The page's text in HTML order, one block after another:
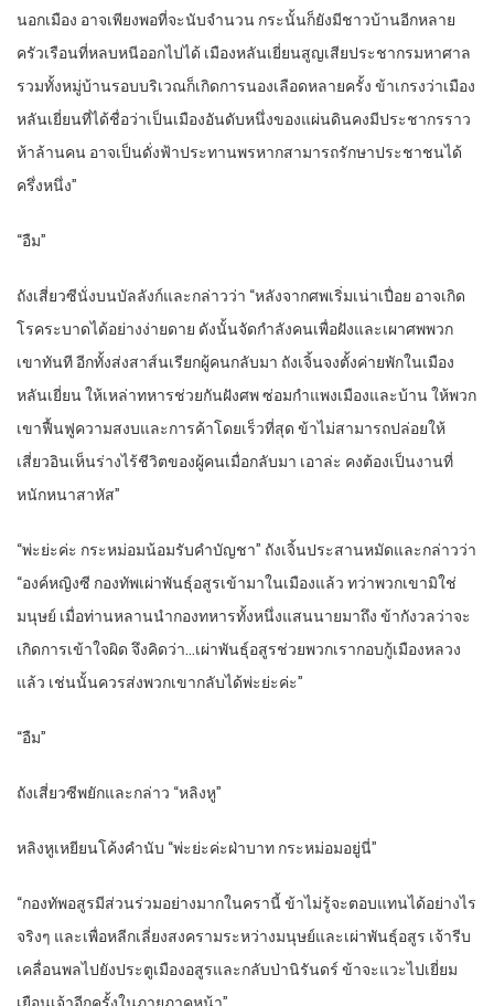
นอกเมือง อาจเพียงพอที่จะนับจำนวน กระนั้นก็ยังมีชาวบ้านอีกหลาย
ครัวเรือนที่หลบหนีออกไปได้ เมืองหลันเยี่ยนสูญเสียประชากรมหาศาล
รวมทั้งหมู่บ้านรอบบริเวณก็เกิดการนองเลือดหลายครั้ง ข้าเกรงว่าเมือง
หลันเยี่ยนที่ได้ชื่อว่าเป็นเมืองอันดับหนึ่งของแผ่นดินคงมีประชากรราว
ห้าล้านคน อาจเป็นดั่งฟ้าประทานพรหากสามารถรักษาประชาชนได้
ครึ่งหนึ่ง”
“อืม”
ถังเสี่ยวซีนั่งบนบัลลังก์และกล่าวว่า “หลังจากศพเริ่มเน่าเปื่อย อาจเกิด
โรคระบาดได้อย่างง่ายดาย ดังนั้นจัดกำลังคนเพื่อฝังและเผาศพพวก
เขาทันที อีกทั้งส่งสาส์นเรียกผู้คนกลับมา ถังเจิ้นจงตั้งค่ายพักในเมือง
หลันเยี่ยน ให้เหล่าทหารช่วยกันฝังศพ ซ่อมกำแพงเมืองและบ้าน ให้พวก
เขาฟื้นฟูความสงบและการค้าโดยเร็วที่สุด ข้าไม่สามารถปล่อยให้
เสี่ยวอินเห็นร่างไร้ชีวิตของผู้คนเมื่อกลับมา เอาล่ะ คงต้องเป็นงานที่
หนักหนาสาหัส”
“พ่ะย่ะค่ะ กระหม่อมน้อมรับคำบัญชา” ถังเจิ้นประสานหมัดและกล่าวว่า
“องค์หญิงซี กองทัพเผ่าพันธุ์อสูรเข้ามาในเมืองแล้ว ทว่าพวกเขามิใช่
มนุษย์ เมื่อท่านหลานนำกองทหารทั้งหนึ่งแสนนายมาถึง ข้ากังวลว่าจะ
เกิดการเข้าใจผิด จึงคิดว่า…เผ่าพันธุ์อสูรช่วยพวกเรากอบกู้เมืองหลวง
แล้ว เช่นนั้นควรส่งพวกเขากลับได้พ่ะย่ะค่ะ”
“อืม”
ถังเสี่ยวซีพยักและกล่าว “หลิงหู”
หลิงหูเหยียนโค้งคำนับ “พ่ะย่ะค่ะฝ่าบาท กระหม่อมอยู่นี่”
“กองทัพอสูรมีส่วนร่วมอย่างมากในครานี้ ข้าไม่รู้จะตอบแทนได้อย่างไร
จริงๆ และเพื่อหลีกเลี่ยงสงครามระหว่างมนุษย์และเผ่าพันธุ์อสูร เจ้ารีบ
เคลื่อนพลไปยังประตูเมืองอสูรและกลับป่านิรันดร์ ข้าจะแวะไปเยี่ยม